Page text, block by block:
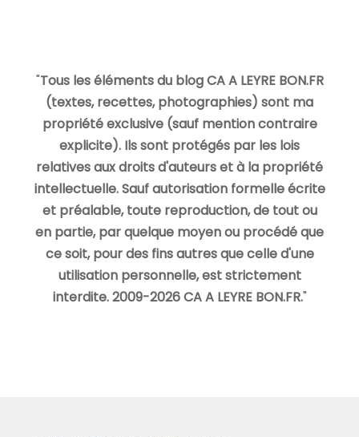
"Tous les éléments du blog CA A LEYRE BON.FR
(textes, recettes, photographies) sont ma
propriété exclusive (sauf mention contraire
explicite). Ils sont protégés par les lois
relatives aux droits d'auteurs et à la propriété
intellectuelle. Sauf autorisation formelle écrite
et préalable, toute reproduction, de tout ou
en partie, par quelque moyen ou procédé que
ce soit, pour des fins autres que celle d'une
utilisation personnelle, est strictement
interdite. 2009-2026 CA A LEYRE BON.FR."